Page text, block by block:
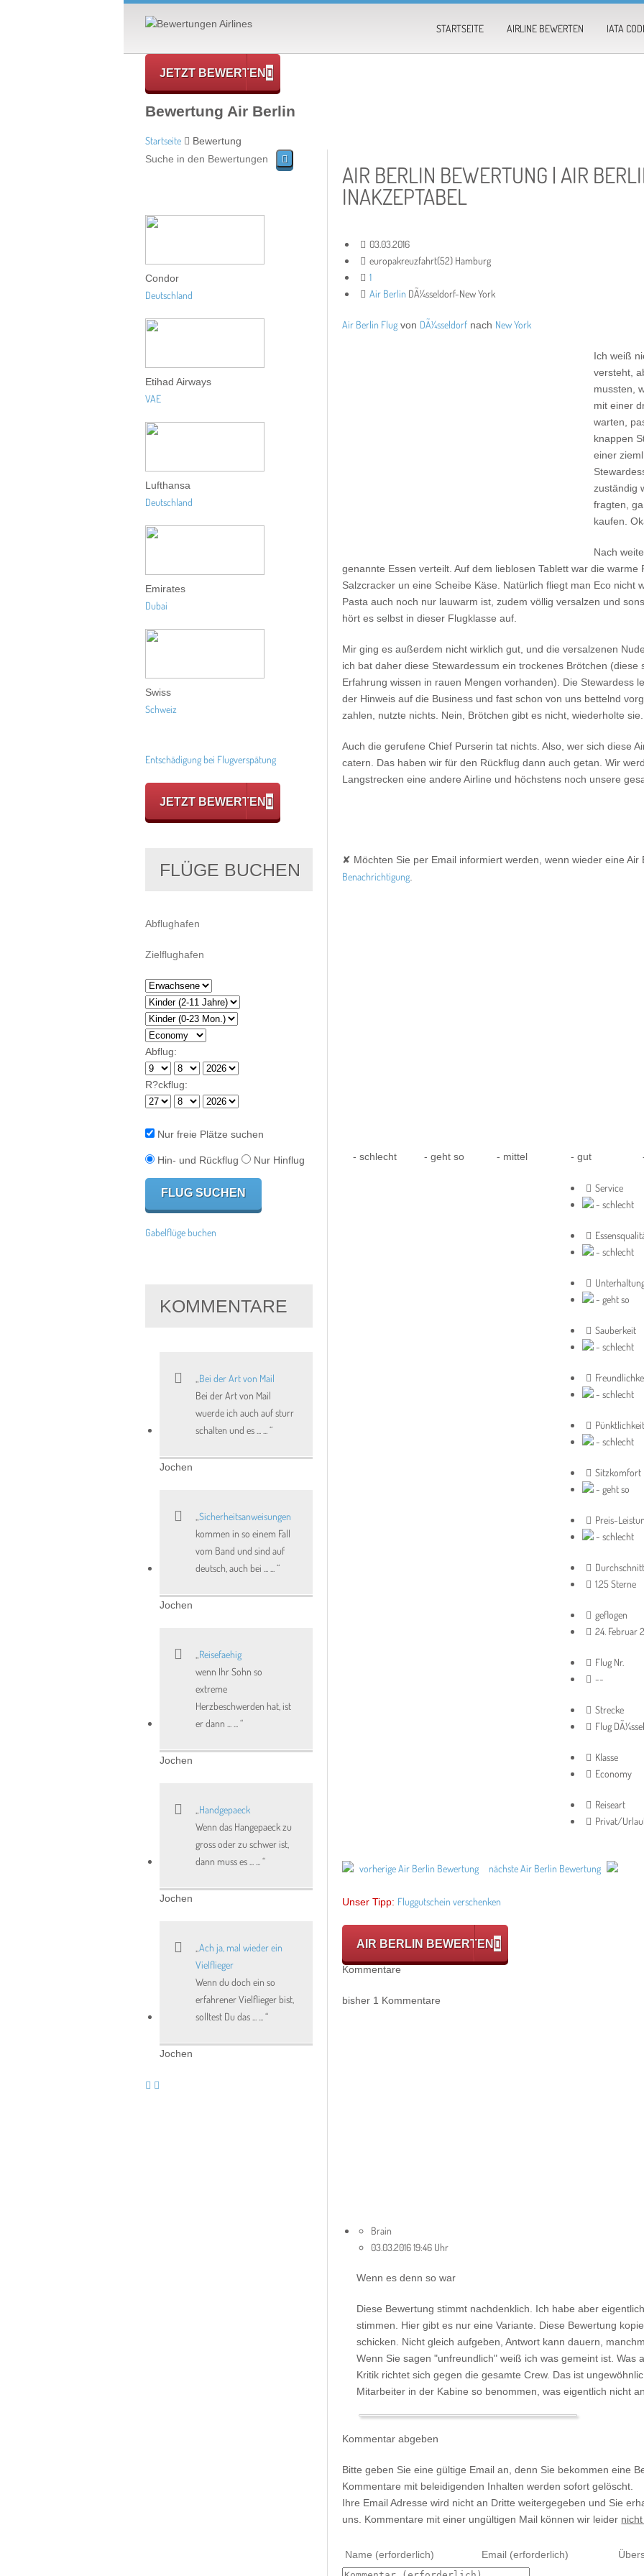
STARTSEITE AIRLINE BEWERTEN IATA
JETZT BEWERTEN
Bewertung Air Berlin
Startseite Bewertung
AIR BERLIN BEWERTUNG | AIR
INAKZEPTABEL
03.03.2016
europakreuzfahrt(52) Hamburg
1
Air Berlin DÃ¼sseldorf-New York
Air Berlin Flug von DÃ¼sseldorf nach New York
Ich weiß
versteht,
mussten,
mit einer
warten,
knappen
einer
zuständig
fragten,
kaufen.
Nach
genannte Essen verteilt. Auf dem lieblosen Tablett war die warme
Salzcracker un eine Scheibe Käse. Natürlich fliegt man Eco nicht
Pasta auch noch nur lauwarm ist, zudem völlig versalzen und
hört es selbst in dieser Flugklasse auf.
Mir ging es außerdem nicht wirklich gut, und die versalzenen
ich bat daher diese Stewardessum ein trockenes Brötchen (diese
Erfahrung wissen in rauen Mengen vorhanden). Die Stewardess
der Hinweis auf die Business und fast schon von uns bettelnd
zahlen, nutzte nichts. Nein, Brötchen gibt es nicht, wiederholte sie.
Auch die gerufene Chief Purserin tat nichts. Also, wer sich diese
catern. Das haben wir für den Rückflug dann auch getan. Wir
Langstrecken eine andere Airline und höchstens noch unsere
✘ Möchten Sie per Email informiert werden, wenn wieder eine Air
Benachrichtigung
- schlecht - geht so - mittel - gut
Service
- schlecht
- schlecht
- geht so
Sauberkeit
- schlecht
- schlecht
Pünktlichkeit
- schlecht
Sitzkomfort
- geht so
Preis-
- schlecht
Durchschnitt
1.25 Sterne
geflogen
24. Februar
Flug Nr.
--
Strecke
Flug
Klasse
Economy
Reiseart
Privat/
vorherige Air Berlin Bewertung nächste Air Berlin Bewertung
Unser Tipp: Fluggutschein verschenken
AIR BERLIN BEWERTEN
Kommentare
bisher 1 Kommentare
Brain
03.03.2016 19:46 Uhr
Wenn es denn so war
Diese Bewertung stimmt nachdenklich. Ich habe aber
stimmen. Hier gibt es nur eine Variante. Diese Bewertung
schicken. Nicht gleich aufgeben, Antwort kann dauern,
Wenn Sie sagen "unfreundlich" weiß ich was gemeint ist. Was
Kritik richtet sich gegen die gesamte Crew. Das ist
Mitarbeiter in der Kabine so benommen, was eigentlich nicht
Kommentar abgeben
Bitte geben Sie eine gültige Email an, denn Sie bekommen eine
Kommentare mit beleidigenden Inhalten werden sofort gelöscht.
Ihre Email Adresse wird nicht an Dritte weitergegeben und Sie
uns. Kommentare mit einer ungültigen Mail können wir leider
Condor
Deutschland
Etihad Airways
VAE
Lufthansa
Deutschland
Emirates
Dubai
Swiss
Schweiz
Entschädigung bei Flugverspätung
JETZT BEWERTEN
FLÜGE BUCHEN
Abflug:
R?ckflug:
Nur freie Plätze suchen
Hin- und Rückflug Nur Hinflug
Gabelflüge buchen
KOMMENTARE
Bei der Art von Mail
Bei der Art von Mail
wuerde ich auch auf sturr
schalten und es ... ...
Jochen
Sicherheitsanweisungen
kommen in so einem Fall
vom Band und sind auf
deutsch, auch bei ... ...
Jochen
Reisefaehig
wenn Ihr Sohn so
extreme
Herzbeschwerden hat, ist
er dann ... ...
Jochen
Handgepaeck
Wenn das Hangepaeck zu
gross oder zu schwer ist,
dann muss es ... ...
Jochen
Ach ja, mal wieder ein
Vielflieger
Wenn du doch ein so
erfahrener Vielflieger bist,
solltest Du das ... ...
Jochen